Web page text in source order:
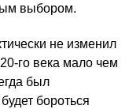
выбором.
не изменил
го века мало чем
был
бороться